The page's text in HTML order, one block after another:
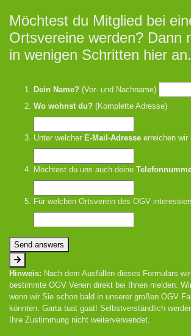
Möchtest du Mitglied bei
Ortsvereine werden? Dann
in wenigen Schritten hier an.
Dein Name? (Vor- und Nachname)
Wo wohnst du? (Komplette Adresse)
Unter welcher E-Mail-Adresse erreichen wir
Möchtest du uns auch deine
Für welchen Ortsverein des OGV
Send answers
Hinweis: Nach dem Ausfüllen dieses Formulars
bestimmte OGV Verein direkt bei Ihnen melden.
wenn wir Sie schon bald in unserer großen OGV
könnten. Garta tuat guat! Selbstverständlich
Ihre Zustimmung nicht weiterverwendet.